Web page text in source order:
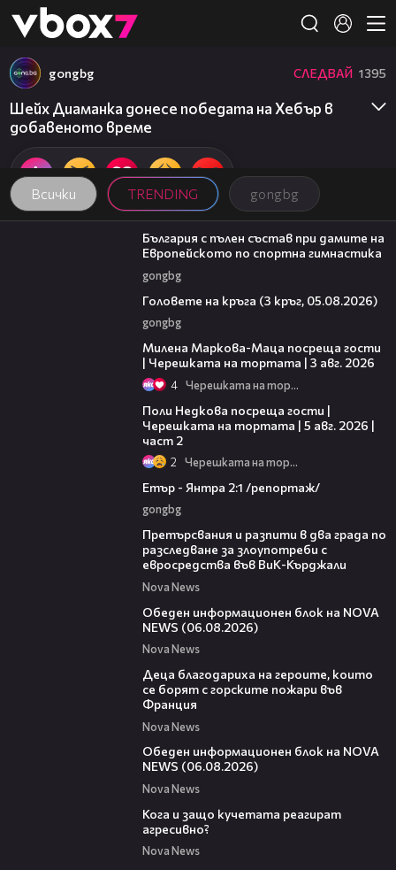
👾
Всички TRENDING gongbg
gongbg СЛЕДВАЙ 1395
Шейх Диаманка донесе победата на Хебър в
добавеното време
00:47
България с пълен състав при дамите на
Европейското по спортна гимнастика
gongbg
Головете на кръга (3 кръг, 05.08.2026)
gongbg
Милена Маркова-Маца посреща гости
| Черешката на тортата | 3 авг. 2026
4 Черешката на тортата
Поли Недкова посреща гости |
Черешката на тортата | 5 авг. 2026 |
част 2
2 Черешката на тортата
Етър - Янтра 2:1 /репортаж/
gongbg
Претърсвания и разпити в два града по
разследване за злоупотреби с
евросредства във ВиК-Кърджали
Nova News
Обеден информационен блок на NOVA
NEWS (06.08.2026)
Nova News
Деца благодариха на героите, които
се борят с горските пожари във
Франция
Nova News
Обеден информационен блок на NOVA
NEWS (06.08.2026)
Nova News
Кога и защо кучетата реагират
агресивно?
Nova News